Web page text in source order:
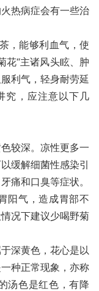
热病症会有一些治
，能够利血气，使
花“主诸风头眩、肿
利气，轻身耐劳延
究，应注意以下几
较深。凉性更多一
缓解细菌性感染引
痛和口臭等症状。
阳气，造成胃部不
况下建议少喝野菊
深黄色，花心是以
种正常现象，亦称
汤色是红色，有降